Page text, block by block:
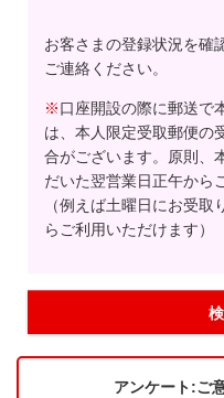
お客さまの登録状況を確
ご連絡ください。
※口座開設の際に郵送で
は、本人限定受取郵便の
合がございます。原則、
だいた翌営業日正午から
（例えば土曜日にお受
らご利用いただけます）
アンケート:ご